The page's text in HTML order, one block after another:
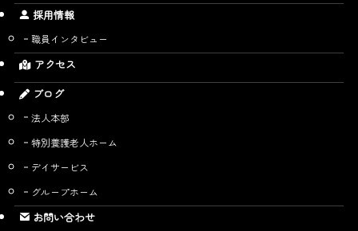
採用情報
職員インタビュー
アクセス
ブログ
法人本部
特別養護老人ホーム
デイサービス
グループホーム
お問い合わせ